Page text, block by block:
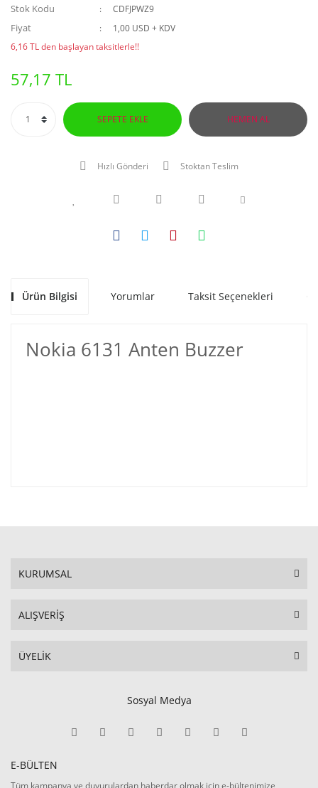
Stok Kodu CDFJPWZ9
Fiyat
1,00 USD + KDV
6,16 TL den başlayan taksitlerle!!
57,17 TL
SEPETE EKLE HEMEN AL
Hızlı Gönderi Stoktan Teslim
Ürün Bilgisi Yorumlar Taksit Seçenekleri
Nokia 6131 Anten Buzzer
KURUMSAL
ALIŞVERİŞ
ÜYELİK
Sosyal Medya
E-BÜLTEN
Tüm kampanya ve duyurulardan haberdar olmak için e-bültenimize